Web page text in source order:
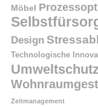
Möbel
Design
Technologische
Umweltschutz
Zeitmanagement